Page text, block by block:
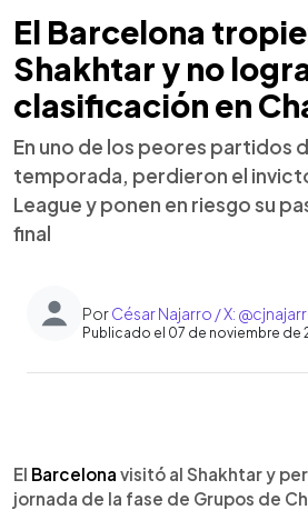
El Barcelona
Shakhtar y no
clasificación en
En uno de los peores partidos
temporada, perdieron el
League y ponen en riesgo su
final
PorCésar Najarro / X:
Publicado el 07 de noviembre de
► Escuchar artículo
El Barcelona visitó al Shakhtar y
jornada de la fase de Grupos de